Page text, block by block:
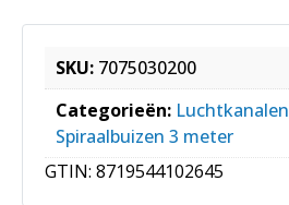
SKU: 7075030200
Categorieën: Luchtkanalen
Spiraalbuizen 3 meter
GTIN: 8719544102645